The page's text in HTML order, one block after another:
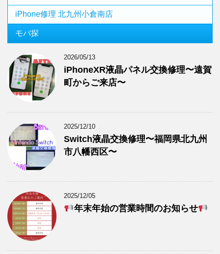
iPhone修理 北九州小倉南店
モバ探
2026/05/13
iPhoneXR液晶パネル交換修理〜遠賀
町からご来店〜
2025/12/10
Switch液晶交換修理〜福岡県北九州
市八幡西区〜
2025/12/05
年末年始の営業時間のお知らせ